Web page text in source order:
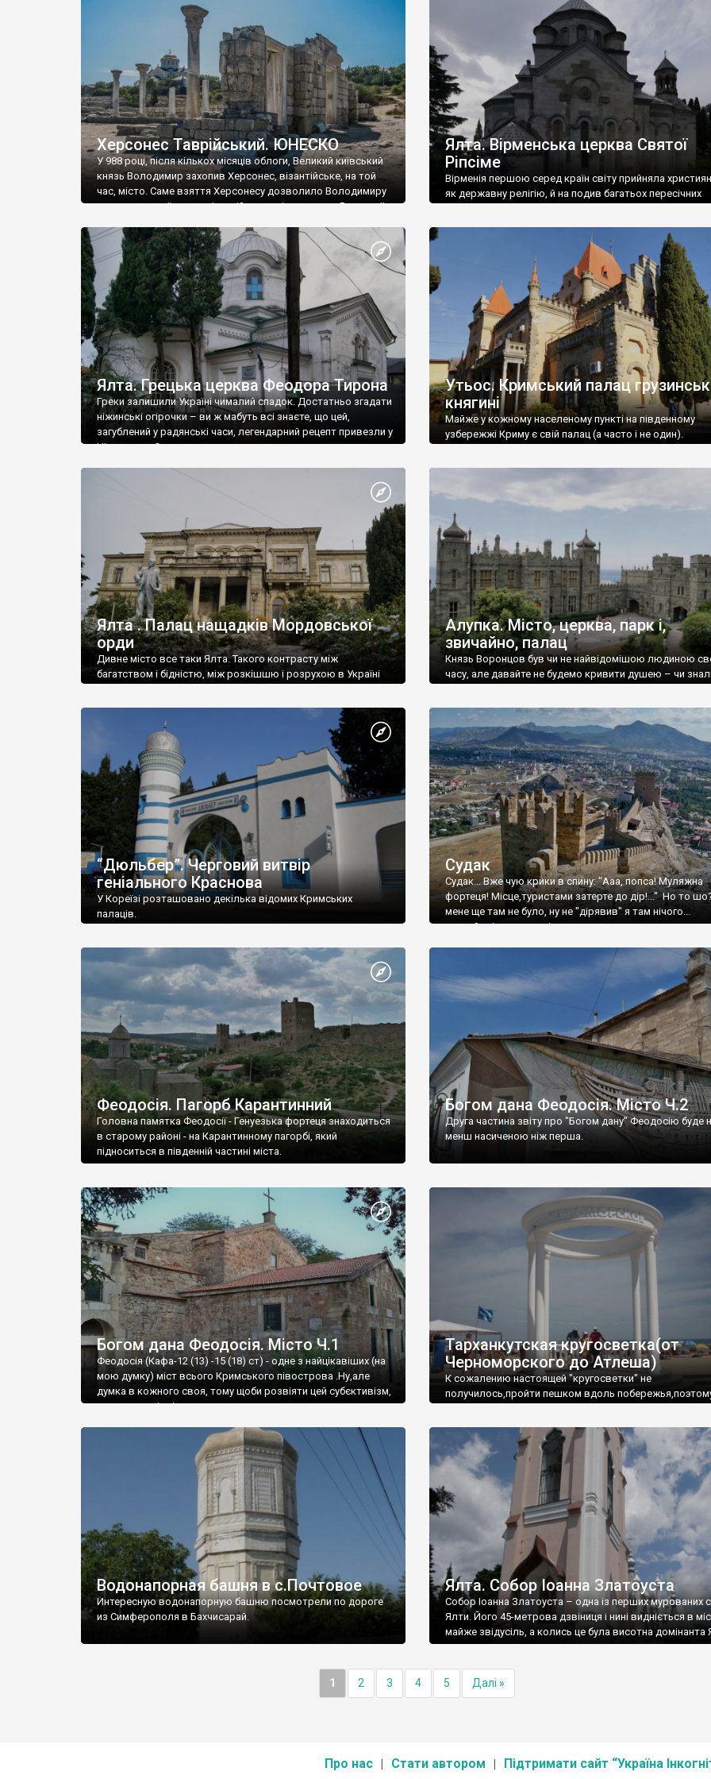
візантійської доби. Раритети викрадені з фондів об’єкту
культурної спадщини ЮНЕСКО «Херсонеса Таврійського».
Офіційно – на виставку «Золото Візантії», але експерти та
влада в Україні вважають це лише […]
називаються «повстяками» (postaki)…” “Вино. Крим
виробляє відмінне вино і його вдосталь: воно все
легке біле і дуже […]
Херсонес Таврійський. ЮНЕСКО
У 988 році, після кількох місяців облоги, Великий київський
князь Володимир захопив Херсонес, візантійське, на той
час, місто. Саме взяття Херсонесу дозволило Володимиру
диктувати свої умови візантійському імператору Василю ІІ,
Херсонесі Володимир-язичник, став Василем-
християнином. А потім було Хрещення Русі. На честь
Херсонесу Таврійського названо місто […]
Ялта. Вірменська церква Святої
Ріпсіме
Вірменія першою серед країн світу прийняла
як державну релігію, й на подив багатьох пересічних
Ялта. Грецька церква Феодора Тирона
Греки залишили Україні чималий спадок. Достатньо згадати
ніжинські огірочки – ви ж мабуть всі знаєте, що цей,
загублений у радянські часи, легендарний рецепт привезли у
Ніжин греки?
Утьос. Кримський палац
княгині
Майже у кожному населеному пункті на південному
узбережжі Криму є свій палац (а часто і не один).
Ялта . Палац нащадків Мордовської
орди
Дивне місто все таки Ялта. Такого контрасту між
багатством і бідністю, між розкішшю і розрухою в Україні
Алупка. Місто, церква, парк і,
звичайно, палац
Князь Воронцов був чи не найвідомішою людиною
часу, але давайте не будемо кривити душею – чи
“Дюльбер”. Черговий витвір
геніального Краснова
У Кореїзі розташовано декілька відомих Кримських
палаців.
Судак
Судак... Вже чую крики в спину: "Ааа, попса! Муляжна
фортеця! Місце,туристами затерте до дір!..." Но то
мене ще там не було, ну не "дірявив" я там нічого...
принаймні до цього літа.
Феодосія. Пагорб Карантинний
Головна памятка Феодосії - Генуезька фортеця знаходиться
в старому районі - на Карантинному пагорбі, який
підноситься в південній частині міста.
Богом дана Феодосія. Місто Ч.2
Друга частина звіту про "Богом дану" Феодосію буде
менш насиченою ніж перша.
Богом дана Феодосія. Місто Ч.1
Феодосія (Кафа-12 (13) -15 (18) ст) - одне з найцікавіших (на
мою думку) міст всього Кримського півострова .Ну,але
думка в кожного своя, тому щоби розвіяти цей субєктивізм,
запрошую відвідати це
Тарханкутская кругосветка(от
Черноморского до Атлеша)
К сожалению настоящей "кругосветки" не
получилось,пройти пешком вдоль
Водонапорная башня в с.Почтовое
Интересную водонапорную башню посмотрели по дороге
из Симферополя в Бахчисарай.
Ялта. Собор Іоанна Златоуста
Собор Іоанна Златоуста – одна із перших мурованих
Ялти. Його 45-метрова дзвіниця і нині видніється в
майже звідусіль, а колись це була висотна домінанта
1 2 3 4 5 Далі »
Про нас Стати автором Підтримати сайт “Україна